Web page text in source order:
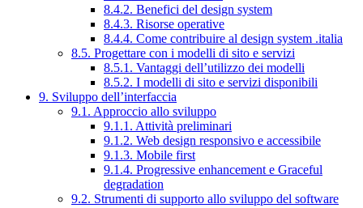
8.4.2. Benefici del design system
8.4.3. Risorse operative
8.4.4. Come contribuire al design system .italia
8.5. Progettare con i modelli di sito e servizi
8.5.1. Vantaggi dell’utilizzo dei modelli
8.5.2. I modelli di sito e servizi disponibili
9. Sviluppo dell’interfaccia
9.1. Approccio allo sviluppo
9.1.1. Attività preliminari
9.1.2. Web design responsivo e accessibile
9.1.3. Mobile first
9.1.4. Progressive enhancement e Graceful
degradation
9.2. Strumenti di supporto allo sviluppo del software